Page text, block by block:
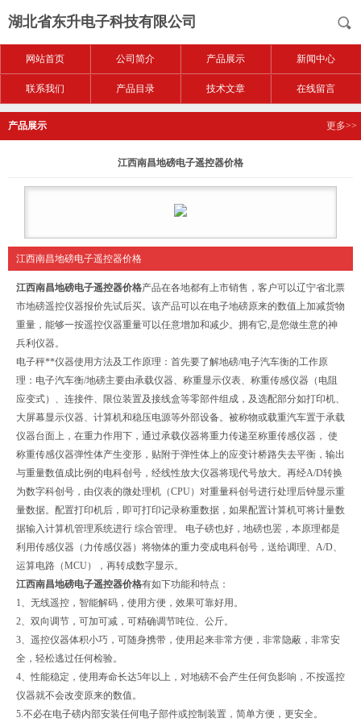
湖北省东升电子科技有限公司
网站首页 公司简介 产品展示 新闻中心
联系我们 产品目录 技术文章 在线留言
产品展示 更多>>
江西南昌地磅电子遥控器价格
江西南昌地磅电子遥控器价格
江西南昌地磅电子遥控器价格产品在各地都有上市销售，客户可以辽宁省北票
市地磅遥控仪器报价先试后买。该产品可以在电子地磅原来的数值上加减货物
重量，能够一按遥控仪器重量可以任意增加和减少。拥有它,是您做生意的神
兵利仪器。
电子秤**仪器使用方法及工作原理：首先要了解地磅/电子汽车衡的工作原
理：电子汽车衡/地磅主要由承载仪器、称重显示仪表、称重传感仪器（电阻
应变式）、连接件、限位装置及接线盒等零部件组成，及选配部分如打印机、
大屏幕显示仪器、计算机和稳压电源等外部设备。被称物或载重汽车置于承载
仪器台面上，在重力作用下，通过承载仪器将重力传递至称重传感仪器， 使
称重传感仪器弹性体产生变形，贴附于弹性体上的应变计桥路失去平衡，输出
与重量数值成比例的电科创号，经线性放大仪器将现代号放大。再经A/D转换
为数字科创号，由仪表的微处理机（CPU）对重量科创号进行处理后钟显示重
量数据。配置打印机后，即可打印记录称重数据，如果配置计算机可将计量数
据输入计算机管理系统进行 综合管理。 电子磅也好，地磅也罢，本原理都是
利用传感仪器（力传感仪器）将物体的重力变成电科创号，送给调理、A/D、
运算电路（MCU），再转成数字显示。
江西南昌地磅电子遥控器价格有如下功能和特点：
1、无线遥控，智能解码，使用方便，效果可靠好用。
2、双向调节，可加可减，可精确调节吨位、公斤。
3、遥控仪器体积小巧，可随身携带，使用起来非常方便，非常隐蔽，非常安
全，轻松逃过任何检验。
4、性能稳定，使用寿命长达5年以上，对地磅不会产生任何负影响，不按遥控
仪器就不会改变原来的数值。
5.不必在电子磅内部安装任何电子部件或控制装置，简单方便，更安全。